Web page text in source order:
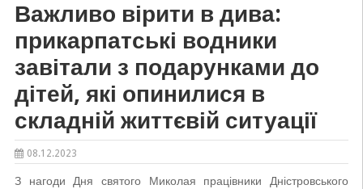
Важливо вірити в дива:
прикарпатські водники
завітали з подарунками до
дітей, які опинилися в
складній життєвій ситуації
08.12.2023
З нагоди Дня святого Миколая працівники Дністровського